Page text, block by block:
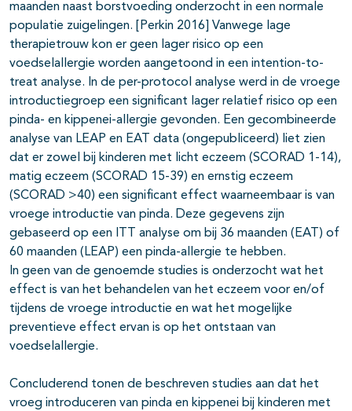
maanden naast borstvoeding onderzocht in een normale
populatie zuigelingen. [Perkin 2016] Vanwege lage
therapietrouw kon er geen lager risico op een
voedselallergie worden aangetoond in een intention-to-
treat analyse. In de per-protocol analyse werd in de vroege
introductiegroep een significant lager relatief risico op een
pinda- en kippenei-allergie gevonden. Een gecombineerde
analyse van LEAP en EAT data (ongepubliceerd) liet zien
dat er zowel bij kinderen met licht eczeem (SCORAD 1-14),
matig eczeem (SCORAD 15-39) en ernstig eczeem
(SCORAD >40) een significant effect waarneembaar is van
vroege introductie van pinda. Deze gegevens zijn
gebaseerd op een ITT analyse om bij 36 maanden (EAT) of
60 maanden (LEAP) een pinda-allergie te hebben.
In geen van de genoemde studies is onderzocht wat het
effect is van het behandelen van het eczeem voor en/of
tijdens de vroege introductie en wat het mogelijke
preventieve effect ervan is op het ontstaan van
voedselallergie.
Concluderend tonen de beschreven studies aan dat het
vroeg introduceren van pinda en kippenei bij kinderen met